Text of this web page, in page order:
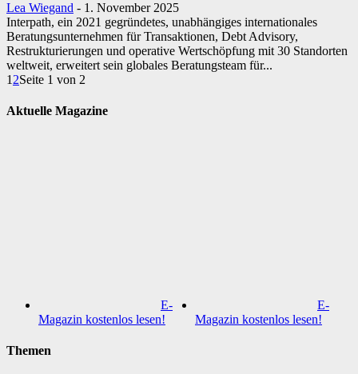
Lea Wiegand - 1. November 2025
Interpath, ein 2021 gegründetes, unabhängiges internationales
Beratungsunternehmen für Transaktionen, Debt Advisory,
Restrukturierungen und operative Wertschöpfung mit 30 Standorten
weltweit, erweitert sein globales Beratungsteam für...
1 2Seite 1 von 2
Aktuelle Magazine
E-
Magazin kostenlos lesen!
E-
Magazin kostenlos lesen!
Themen